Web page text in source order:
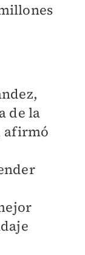
de la
afirmó